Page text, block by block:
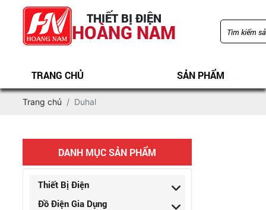
THIẾT BỊ ĐIỆN
HOÀNG NAM
TRANG CHỦ SẢN PHẨM
Trang chủ Duhal
DANH MỤC SẢN PHẨM
Thiết Bị Điện
Đồ Điện Gia Dụng